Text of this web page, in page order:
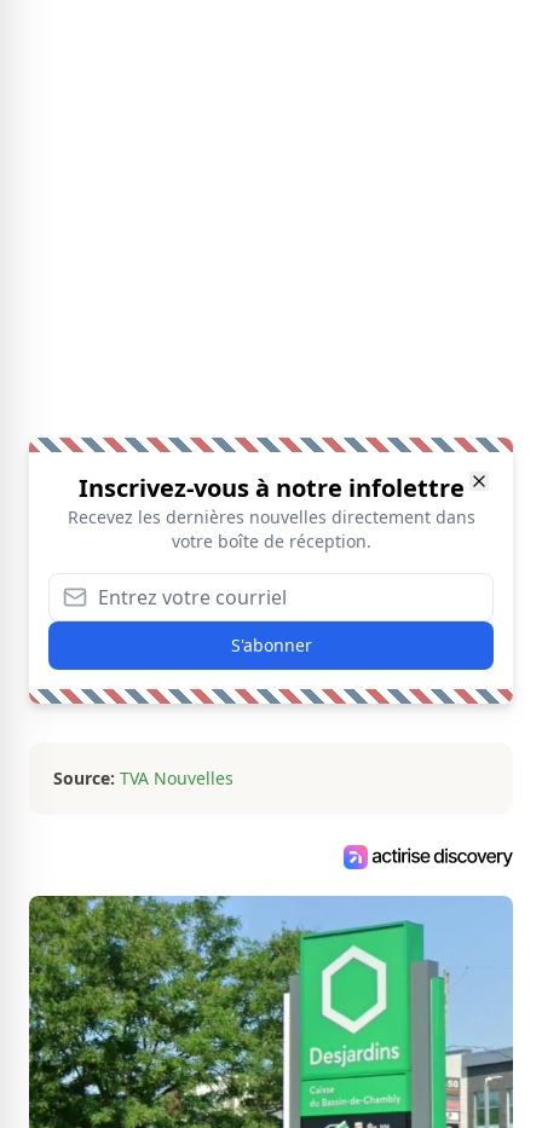
Inscrivez-vous à notre infolettre
Recevez les dernières nouvelles directement dans
votre boîte de réception.
S'abonner
Source: TVA Nouvelles